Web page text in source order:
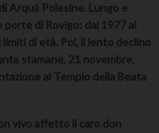
Arquà Polesine. Lungo e
porte di Rovigo: dal 1977 al
di età. Poi, il lento declino
stamane, 21 novembre,
al Tempio della Beata
vivo affetto il caro don